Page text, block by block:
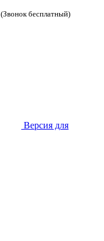
(Звонок бесплатный)
Версия для